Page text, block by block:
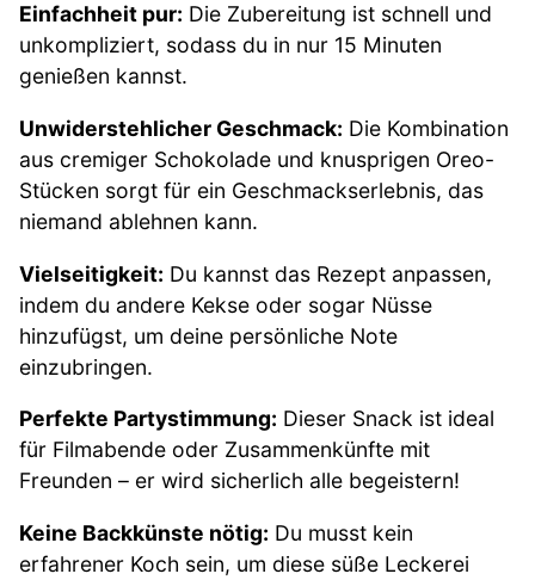
Einfachheit pur: Die Zubereitung ist schnell und
unkompliziert, sodass du in nur 15 Minuten
genießen kannst.
Unwiderstehlicher Geschmack: Die Kombination
aus cremiger Schokolade und knusprigen Oreo-
Stücken sorgt für ein Geschmackserlebnis, das
niemand ablehnen kann.
Vielseitigkeit: Du kannst das Rezept anpassen,
indem du andere Kekse oder sogar Nüsse
hinzufügst, um deine persönliche Note
einzubringen.
Perfekte Partystimmung: Dieser Snack ist ideal
für Filmabende oder Zusammenkünfte mit
Freunden – er wird sicherlich alle begeistern!
Keine Backkünste nötig: Du musst kein
erfahrener Koch sein, um diese süße Leckerei